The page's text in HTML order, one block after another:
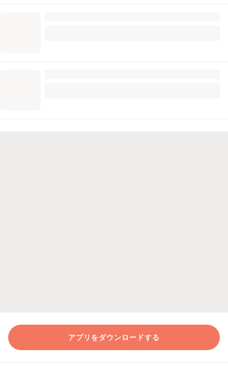
アプリをダウンロードする